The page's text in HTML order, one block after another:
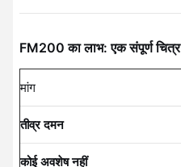
FM200 का लाभ: एक संपूर्ण चित्र
मांग
तीव्र दमन
कोई अवशेष नहीं